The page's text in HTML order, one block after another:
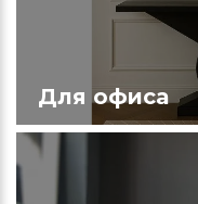
Для офиса